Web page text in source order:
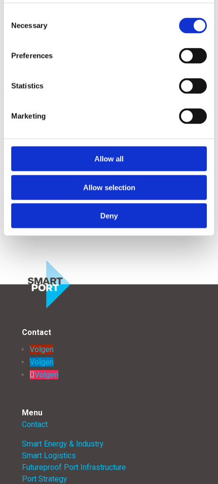
Selection
Necessary
Preferences
Statistics
Marketing
Allow all
Allow selection
Deny
jul 6, 2026
jul 3, 2026
Contact
Volgen
Volgen
Volgen
Menu
Contact
Smart Energy & Industry
Smart Logistics
Futureproof Port Infrastructure
Port Strategy